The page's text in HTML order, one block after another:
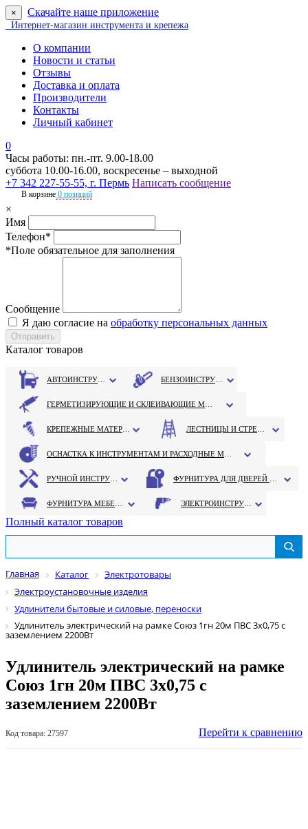
× Скачайте наше приложение
Интернет-магазин инструмента и крепежа
О компании
Новости и статьи
Отзывы
Доставка и оплата
Производители
Контакты
Личный кабинет
0
Часы работы: пн.-пт. 9.00-18.00
суббота 10.00-16.00, воскресенье – выходной
+7 342 227-55-55, г. Пермь Написать сообщение
В корзине 0 позиций
×
Имя
Телефон*
*Поле обязательное для заполнения
Сообщение
Я даю согласие на обработку персональных данных
Каталог товаров
Полный каталог товаров
Главная Каталог
Электротовары
Электроустановочные изделия
Удлинители бытовые и силовые, переноски
Удлинитель электрический на рамке Союз 1гн 20м ПВС 3х0,75 с
заземлением 2200Вт
Удлинитель электрический на рамке
Союз 1гн 20м ПВС 3х0,75 с
заземлением 2200Вт
Код товара: 27597 Перейти к сравнению